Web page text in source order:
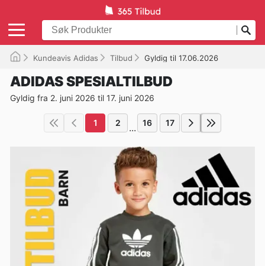
Kundeavis Adidas Tilbud Gyldig til 17.06.2026
ADIDAS SPESIALTILBUD
Gyldig fra 2. juni 2026 til 17. juni 2026
1 2 ... 16 17